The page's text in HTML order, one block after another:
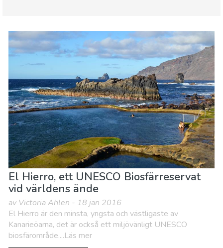
Natur och Friluftsliv
El Hierro, ett UNESCO Biosfärreservat
vid världens ände
av Victoria Ahlen - 18 jan 2016
El Hierro är den minsta, yngsta och västligaste av
Kanarieöarna, det är också ett miljövänligt UNESCO
biosfärområde....Läs mer